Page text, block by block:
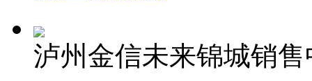
泸州金信未来锦城销售